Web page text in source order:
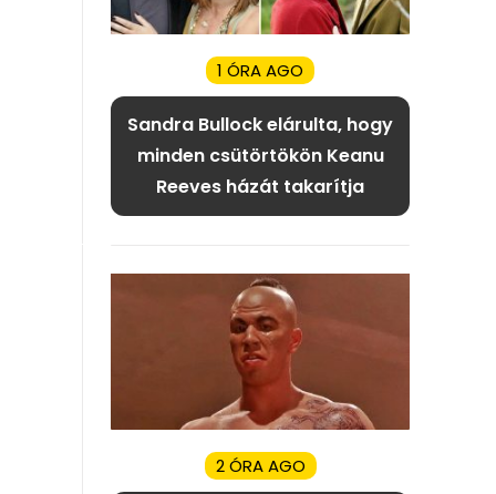
1 ÓRA AGO
Sandra Bullock elárulta, hogy
minden csütörtökön Keanu
Reeves házát takarítja
2 ÓRA AGO